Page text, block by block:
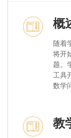
概
随着
将开
题。
工具
数学
教